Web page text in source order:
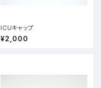
ICUキャップ
¥2,000